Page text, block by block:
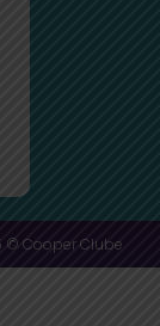
© Cooper Clube